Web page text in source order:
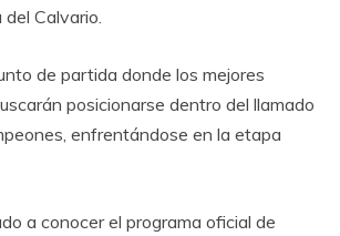
Calvario.
de partida donde los mejores
posicionarse dentro del llamado
enfrentándose en la etapa
a conocer el programa oficial de